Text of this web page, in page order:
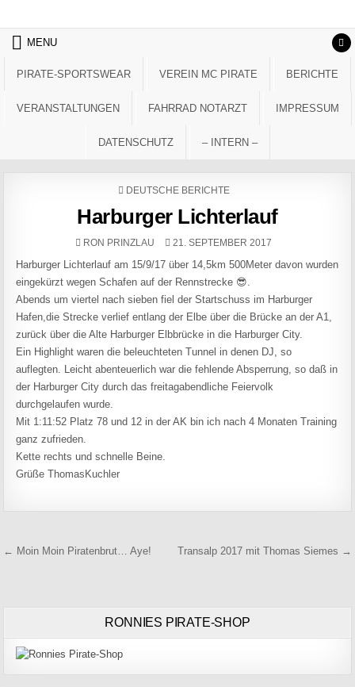
MENU
PIRATE-SPORTSWEAR VEREIN MC PIRATE BERICHTE
VERANSTALTUNGEN FAHRRAD NOTARZT IMPRESSUM
DATENSCHUTZ – INTERN –
POSTED IN
DEUTSCHE BERICHTE
Harburger Lichterlauf
AUTHOR:
RON PRINZLAU PUBLISHED DATE:
21. SEPTEMBER 2017
Harburger Lichterlauf am 15/9/17 über 14,5km 500Meter davon wurden
eingekürzt wegen Schafen auf der Rennstrecke 😎.
Abends um viertel nach sieben fiel der Startschuss im Harburger
Hafen,die Strecke verlief entlang der Elbe über die Brücke an der A1,
zurück über die Alte Harburger Elbbrücke in die Harburger City.
Ein Highlight waren die beleuchteten Tunnel in denen DJ, so
auflegten. Leicht abenteuerlich war die fehlende Absperrung, so daß in
der Harburger City durch das freitagabendliche Feiervolk
durchgelaufen wurde.
Mit 1:11:52 Platz 78 und 12 in der AK bin ich nach 4 Monaten Training
ganz zufrieden.
Kette rechts und schnelle Beine.
Grüße ThomasKuchler
Beitragsnavigation
← Moin Moin Piratenbrut… Aye! Transalp 2017 mit Thomas Siemes →
RONNIES PIRATE-SHOP